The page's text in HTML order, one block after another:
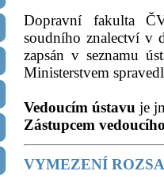
Dopravní fakulta
soudního znalectví v
zapsán v seznamu
Ministerstvem
Vedoucím ústavu je
Zástupcem
VYMEZENÍ